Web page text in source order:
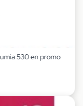
530 en promo